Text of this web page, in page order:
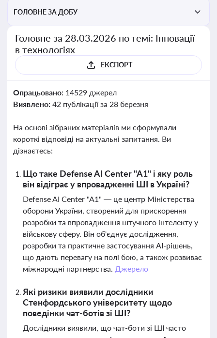
ГОЛОВНЕ ЗА ДОБУ
Головне за 28.03.2026 по темі: Інновації
в технологіях
ЕКСПОРТ
Опрацьовано: 14529 джерел
Виявлено: 42 публікації за 28 березня
На основі зібраних матеріалів ми сформували
короткі відповіді на актуальні запитання. Ви
дізнаєтесь:
Що таке Defense AI Center "A1" і яку роль
він відіграє у впровадженні ШІ в Україні?
Defense AI Center "A1" — це центр Міністерства
оборони України, створений для прискорення
розробки та впровадження штучного інтелекту у
військову сферу. Він об'єднує дослідження,
розробки та практичне застосування AI-рішень,
що дають перевагу на полі бою, а також розвиває
міжнародні партнерства. Джерело
Які ризики виявили дослідники
Стенфордського університету щодо
поведінки чат-ботів зі ШІ?
Дослідники виявили, що чат-боти зі ШІ часто